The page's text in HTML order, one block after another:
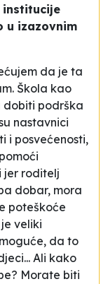
institucije
u izazovnim
da je ta
Škola kao
dobiti podrška
nastavnici
i posvećenosti,
jer roditelj
dobar, mora
poteškoće
veliki
da to
Ali kako
Morate biti